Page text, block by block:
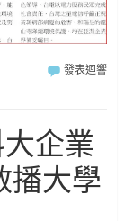
發表迴響
大企業
播大學